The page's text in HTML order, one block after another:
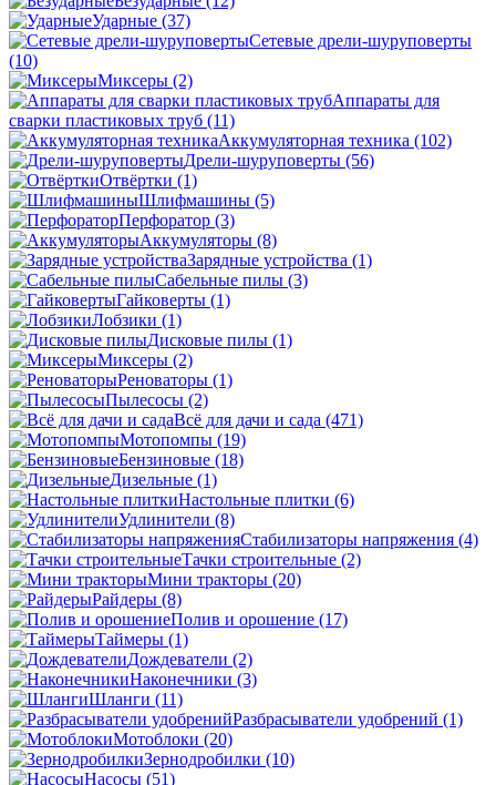
Ударные (37)
Сетевые дрели-шуруповерты
(10)
Миксеры (2)
Аппараты для
сварки пластиковых труб (11)
Аккумуляторная техника (102)
Дрели-шуруповерты (56)
Отвёртки (1)
Шлифмашины (5)
Перфоратор (3)
Аккумуляторы (8)
Зарядные устройства (1)
Сабельные пилы (3)
Гайковерты (1)
Лобзики (1)
Дисковые пилы (1)
Миксеры (2)
Реноваторы (1)
Пылесосы (2)
Всё для дачи и сада (471)
Мотопомпы (19)
Бензиновые (18)
Дизельные (1)
Настольные плитки (6)
Удлинители (8)
Стабилизаторы напряжения (4)
Тачки строительные (2)
Мини тракторы (20)
Райдеры (8)
Полив и орошение (17)
Таймеры (1)
Дождеватели (2)
Наконечники (3)
Шланги (11)
Разбрасыватели удобрений (1)
Мотоблоки (20)
Зернодробилки (10)
Насосы (51)